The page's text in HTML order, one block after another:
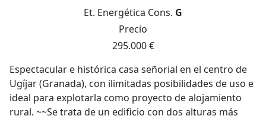
Et. Energética Cons. G
Precio
295.000 €
Espectacular e histórica casa señorial en el centro de
Ugíjar (Granada), con ilimitadas posibilidades de uso e
ideal para explotarla como proyecto de alojamiento
rural. ~~Se trata de un edificio con dos alturas más